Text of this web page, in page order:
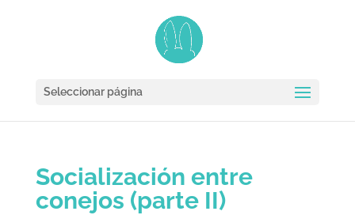
Seleccionar página
Socialización entre
conejos (parte II)